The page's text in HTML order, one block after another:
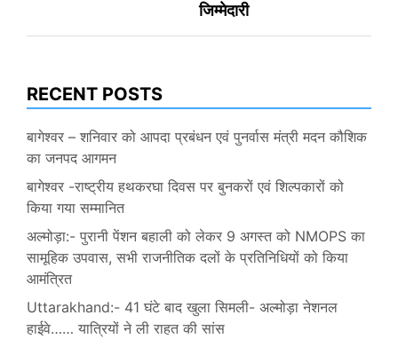
जिम्मेदारी
RECENT POSTS
बागेश्वर – शनिवार को आपदा प्रबंधन एवं पुनर्वास मंत्री मदन कौशिक
का जनपद आगमन
बागेश्वर -राष्ट्रीय हथकरघा दिवस पर बुनकरों एवं शिल्पकारों को
किया गया सम्मानित
अल्मोड़ा:- पुरानी पेंशन बहाली को लेकर 9 अगस्त को NMOPS का
सामूहिक उपवास, सभी राजनीतिक दलों के प्रतिनिधियों को किया
आमंत्रित
Uttarakhand:- 41 घंटे बाद खुला सिमली- अल्मोड़ा नेशनल
हाईवे…… यात्रियों ने ली राहत की सांस